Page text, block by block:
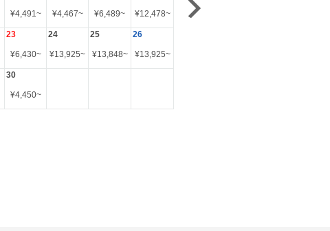
¥4,491~ ¥4,467~ ¥6,489~ ¥12,478~
23
¥6,430~
24
¥13,925~
25
¥13,848~
26
¥13,925~
30
¥4,450~